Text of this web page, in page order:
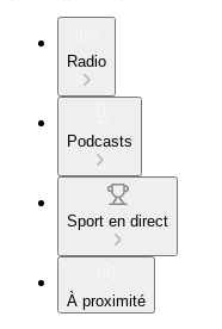
Radio
Podcasts
Sport en direct
À proximité